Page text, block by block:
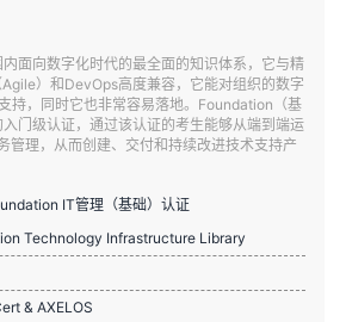
面向数字化时代的最全面的知识体系，它与精
）和DevOps高度兼容，它能对组织的数字
持，同时它也非常容易落地。Foundation（基
门级认证，通过该认证的考生能够从端到端运
管理，从而创建、交付和持续改进技术支持产
IT管理（基础）认证
Technology Infrastructure Library
& AXELOS